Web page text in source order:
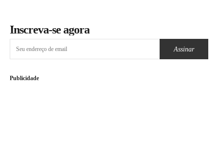
Inscreva-se agora
Assinar
Publicidade